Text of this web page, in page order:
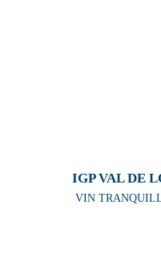
IGP VAL DE
VIN